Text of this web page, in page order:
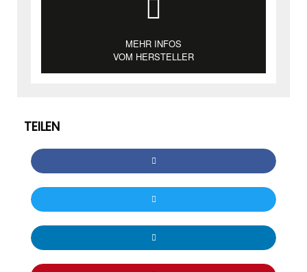
MEHR INFOS
VOM HERSTELLER
TEILEN